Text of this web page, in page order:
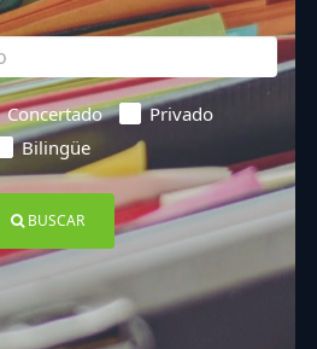
Concertado
Privado
Bilingüe
BUSCAR